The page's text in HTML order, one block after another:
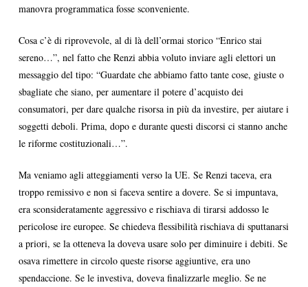
manovra programmatica fosse sconveniente.
Cosa c’è di riprovevole, al di là dell’ormai storico “Enrico stai
sereno…”, nel fatto che Renzi abbia voluto inviare agli elettori un
messaggio del tipo: “Guardate che abbiamo fatto tante cose, giuste o
sbagliate che siano, per aumentare il potere d’acquisto dei
consumatori, per dare qualche risorsa in più da investire, per aiutare i
soggetti deboli. Prima, dopo e durante questi discorsi ci stanno anche
le riforme costituzionali…”.
Ma veniamo agli atteggiamenti verso la UE. Se Renzi taceva, era
troppo remissivo e non si faceva sentire a dovere. Se si impuntava,
era sconsideratamente aggressivo e rischiava di tirarsi addosso le
pericolose ire europee. Se chiedeva flessibilità rischiava di sputtanarsi
a priori, se la otteneva la doveva usare solo per diminuire i debiti. Se
osava rimettere in circolo queste risorse aggiuntive, era uno
spendaccione. Se le investiva, doveva finalizzarle meglio. Se ne